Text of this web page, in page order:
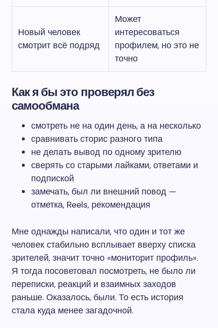
Новый человек
смотрит всё подряд
Может
интересоваться
профилем, но это не
точно
Как я бы это проверял без
самообмана
смотреть не на один день, а на несколько
сравнивать сторис разного типа
не делать вывод по одному зрителю
сверять со старыми лайками, ответами и
подпиской
замечать, был ли внешний повод —
отметка, Reels, рекомендация
Мне однажды написали, что один и тот же
человек стабильно всплывает вверху списка
зрителей, значит точно «мониторит профиль».
Я тогда посоветовал посмотреть, не было ли
переписки, реакций и взаимных заходов
раньше. Оказалось, были. То есть история
стала куда менее загадочной.